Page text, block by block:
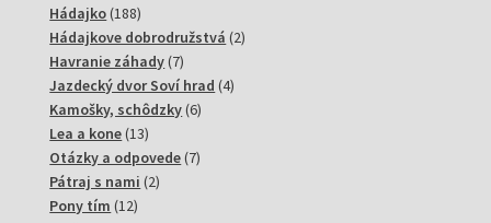
produkty
Hádajko 188188
produktov
Hádajkove dobrodružstvá 22
Havranie záhady 77
produktov
Jazdecký dvor Soví hrad 44
Kamošky, schôdzky 66
Lea a kone 1313
produktov
Otázky a odpovede 77
Pátraj s nami 22
Pony tím 1212